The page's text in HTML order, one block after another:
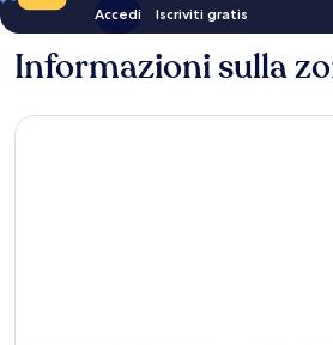
Accedi Iscriviti gratis
Informazioni sulla